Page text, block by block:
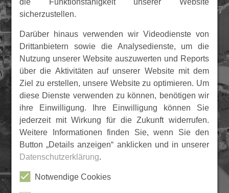
die Funktionsfähigkeit unserer Website
sicherzustellen.
Darüber hinaus verwenden wir Videodienste von
Drittanbietern sowie die Analysedienste, um die
Nutzung unserer Website auszuwerten und Reports
über die Aktivitäten auf unserer Website mit dem
Ziel zu erstellen, unsere Website zu optimieren. Um
diese Dienste verwenden zu können, benötigen wir
ihre Einwilligung. Ihre Einwilligung können Sie
jederzeit mit Wirkung für die Zukunft widerrufen.
Weitere Informationen finden Sie, wenn Sie den
Button „Details anzeigen“ anklicken und in unserer
Datenschutzerklärung.
Notwendige Cookies